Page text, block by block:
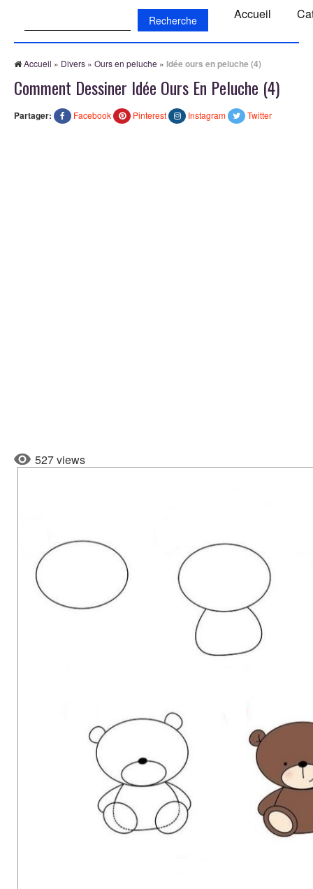
Accueil
Accueil » Divers » Ours en peluche » Idée ours en peluche (4)
Comment Dessiner Idée Ours En Peluche (4)
Partager: Facebook Pinterest Instagram Twitter
527 views